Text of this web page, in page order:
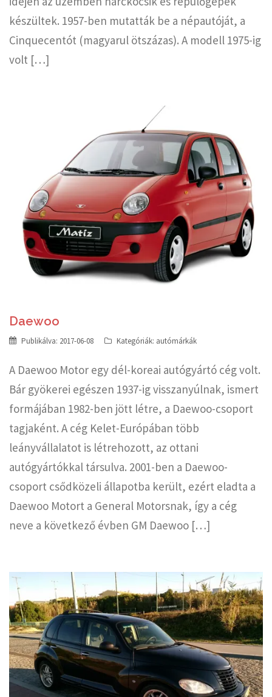
készültek. 1957-ben mutatták be a népautóját, a
Cinquecentót (magyarul ötszázas). A modell 1975-ig
volt […]
Daewoo
Publikálva: 2017-06-08 Kategóriák: autómárkák
A Daewoo Motor egy dél-koreai autógyártó cég volt.
Bár gyökerei egészen 1937-ig visszanyúlnak, ismert
formájában 1982-ben jött létre, a Daewoo-csoport
tagjaként. A cég Kelet-Európában több
leányvállalatot is létrehozott, az ottani
autógyártókkal társulva. 2001-ben a Daewoo-
csoport csődközeli állapotba került, ezért eladta a
Daewoo Motort a General Motorsnak, így a cég
neve a következő évben GM Daewoo […]